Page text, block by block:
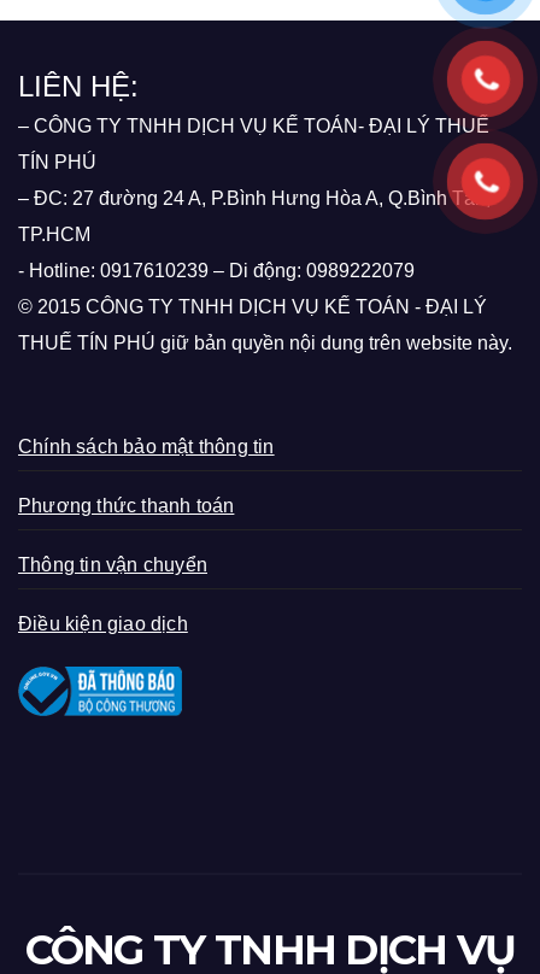
LIÊN HỆ:
– CÔNG TY TNHH DỊCH VỤ KẾ TOÁN- ĐẠI LÝ THUẾ
TÍN PHÚ
– ĐC: 27 đường 24 A, P.Bình Hưng Hòa A, Q.Bình Tân,
TP.HCM
- Hotline: 0917610239 – Di động: 0989222079
© 2015 CÔNG TY TNHH DỊCH VỤ KẾ TOÁN - ĐẠI LÝ
THUẾ TÍN PHÚ giữ bản quyền nội dung trên website này.
Chính sách bảo mật thông tin
Phương thức thanh toán
Thông tin vận chuyển
Điều kiện giao dịch
CÔNG TY TNHH DỊCH VỤ